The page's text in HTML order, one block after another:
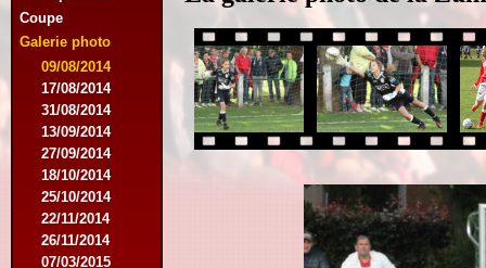
Coupe
Galerie photo
09/08/2014
17/08/2014
31/08/2014
13/09/2014
27/09/2014
18/10/2014
25/10/2014
22/11/2014
26/11/2014
07/03/2015